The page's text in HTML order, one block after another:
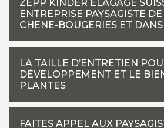
ZEPP KINDER ELAGAGE
ENTREPRISE PAYSAGISTE
CHENE-BOUGERIES ET
LA TAILLE D’ENTRETIEN
DÉVELOPPEMENT ET LE
PLANTES
FAITES APPEL AUX